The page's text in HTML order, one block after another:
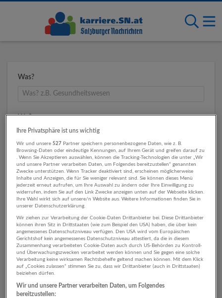
Was?
Wo?
Umkreis
1 Sonstige Berufe Sonstige
Dienstleistungen
Unternehmen
Ihre Privatsphäre ist uns wichtig
Wir und unsere527 Partner speichern personenbezogene Daten, wie z. B.
Browsing-Daten oder eindeutige Kennungen, auf Ihrem Gerät und greifen darauf zu
. Wenn Sie Akzeptieren auswählen, können die Tracking-Technologien die unter „Wir
und unsere Partner verarbeiten Daten, um Folgendes bereitzustellen“ genannten
Zwecke unterstützen. Wenn Tracker deaktiviert sind, erscheinen möglicherweise
Inhalte und Anzeigen, die für Sie weniger relevant sind. Sie können dieses Menü
jederzeit erneut aufrufen, um Ihre Auswahl zu ändern oder Ihre Einwilligung zu
widerrufen, indem Sie auf den Link Zwecke anzeigen unten auf der Webseite klicken.
Ihre Wahl wirkt sich auf unsere/n Website aus. Weitere Informationen finden Sie in
unserer Datenschutzerklärung.
Wir ziehen zur Verarbeitung der Cookie-Daten Drittanbieter bei. Diese Drittanbieter
können ihren Sitz in Drittstaaten (wie zum Beispiel den USA) haben, die über kein
angemessenes Datenschutzniveau verfügen. Den USA wird vom Europäischen
Gerichtshof kein angemessenes Datenschutzniveau attestiert, da die in diesem
Zusammenhang verarbeiteten Cookie-Daten auch durch US-Behörden zu Kontroll-
und Überwachungszwecken verarbeitet werden können und Sie gegen eine solche
Verarbeitung keine wirksamen Rechtsbehelfe geltend machen können. Mit dem Klick
auf „Cookies zulassen“ stimmen Sie zu, dass wir Drittanbieter (auch in Drittstaaten)
beiziehen dürfen.
Wir und unsere Partner verarbeiten Daten, um Folgendes
bereitzustellen: